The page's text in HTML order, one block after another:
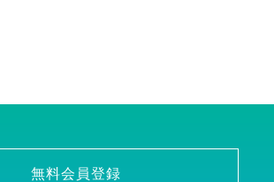
無料会員登録